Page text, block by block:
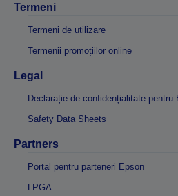
Termeni
Termeni de utilizare
Termenii promoțiilor online
Legal
Declarație de confidențialitate pentru
Safety Data Sheets
Partners
Portal pentru parteneri Epson
LPGA